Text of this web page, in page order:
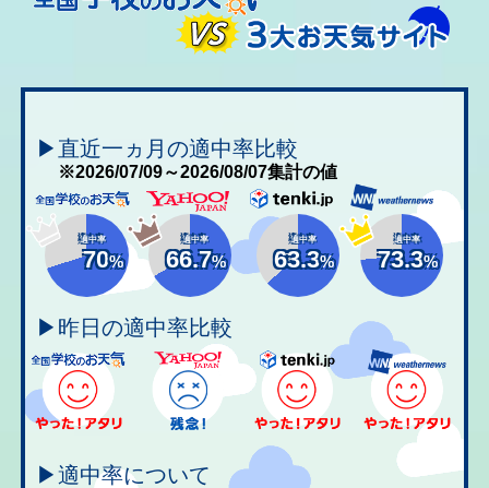
▶直近一ヵ月の適中率比較
※2026/07/09～2026/08/07集計の値
適中率
70%
適中率
66.7%
適中率
63.3%
適中率
73.3%
▶昨日の適中率比較
▶適中率について